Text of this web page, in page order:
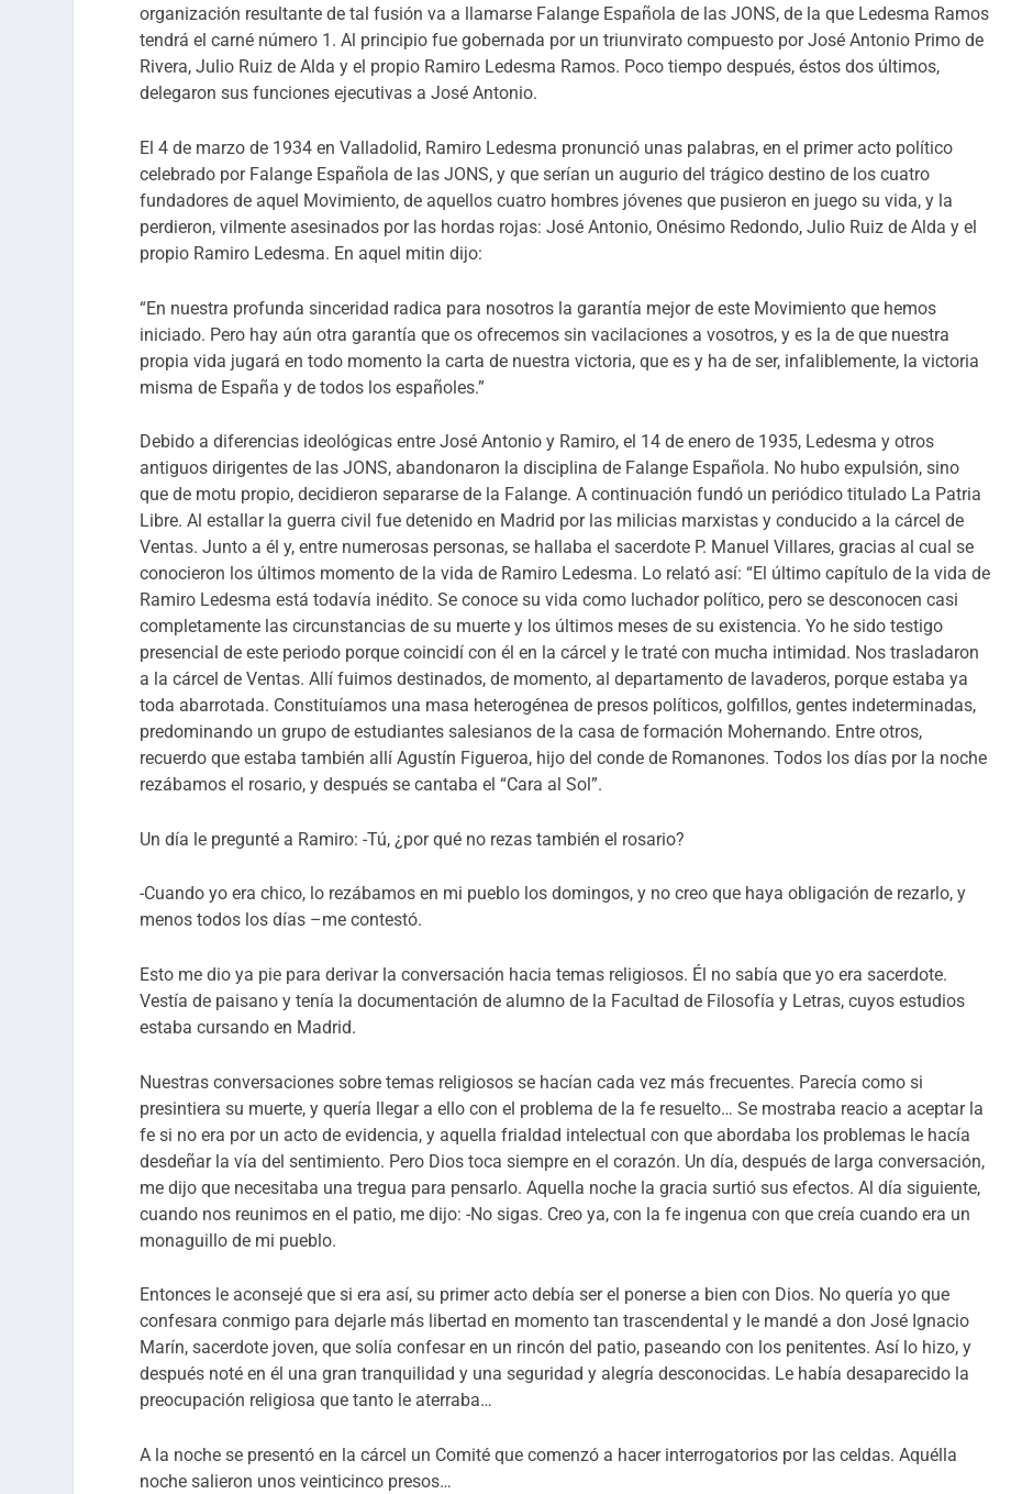
organización resultante de tal fusión va a llamarse Falange Española de las JONS, de la que Ledesma Ramos
tendrá el carné número 1. Al principio fue gobernada por un triunvirato compuesto por José Antonio Primo de
Rivera, Julio Ruiz de Alda y el propio Ramiro Ledesma Ramos. Poco tiempo después, éstos dos últimos,
delegaron sus funciones ejecutivas a José Antonio.
El 4 de marzo de 1934 en Valladolid, Ramiro Ledesma pronunció unas palabras, en el primer acto político
celebrado por Falange Española de las JONS, y que serían un augurio del trágico destino de los cuatro
fundadores de aquel Movimiento, de aquellos cuatro hombres jóvenes que pusieron en juego su vida, y la
perdieron, vilmente asesinados por las hordas rojas: José Antonio, Onésimo Redondo, Julio Ruiz de Alda y el
propio Ramiro Ledesma. En aquel mitin dijo:
“En nuestra profunda sinceridad radica para nosotros la garantía mejor de este Movimiento que hemos
iniciado. Pero hay aún otra garantía que os ofrecemos sin vacilaciones a vosotros, y es la de que nuestra
propia vida jugará en todo momento la carta de nuestra victoria, que es y ha de ser, infaliblemente, la victoria
misma de España y de todos los españoles.”
Debido a diferencias ideológicas entre José Antonio y Ramiro, el 14 de enero de 1935, Ledesma y otros
antiguos dirigentes de las JONS, abandonaron la disciplina de Falange Española. No hubo expulsión, sino
que de motu propio, decidieron separarse de la Falange. A continuación fundó un periódico titulado La Patria
Libre. Al estallar la guerra civil fue detenido en Madrid por las milicias marxistas y conducido a la cárcel de
Ventas. Junto a él y, entre numerosas personas, se hallaba el sacerdote P. Manuel Villares, gracias al cual se
conocieron los últimos momento de la vida de Ramiro Ledesma. Lo relató así: “El último capítulo de la vida de
Ramiro Ledesma está todavía inédito. Se conoce su vida como luchador político, pero se desconocen casi
completamente las circunstancias de su muerte y los últimos meses de su existencia. Yo he sido testigo
presencial de este periodo porque coincidí con él en la cárcel y le traté con mucha intimidad. Nos trasladaron
a la cárcel de Ventas. Allí fuimos destinados, de momento, al departamento de lavaderos, porque estaba ya
toda abarrotada. Constituíamos una masa heterogénea de presos políticos, golfillos, gentes indeterminadas,
predominando un grupo de estudiantes salesianos de la casa de formación Mohernando. Entre otros,
recuerdo que estaba también allí Agustín Figueroa, hijo del conde de Romanones. Todos los días por la noche
rezábamos el rosario, y después se cantaba el “Cara al Sol”.
Un día le pregunté a Ramiro: -Tú, ¿por qué no rezas también el rosario?
-Cuando yo era chico, lo rezábamos en mi pueblo los domingos, y no creo que haya obligación de rezarlo, y
menos todos los días –me contestó.
Esto me dio ya pie para derivar la conversación hacia temas religiosos. Él no sabía que yo era sacerdote.
Vestía de paisano y tenía la documentación de alumno de la Facultad de Filosofía y Letras, cuyos estudios
estaba cursando en Madrid.
Nuestras conversaciones sobre temas religiosos se hacían cada vez más frecuentes. Parecía como si
presintiera su muerte, y quería llegar a ello con el problema de la fe resuelto… Se mostraba reacio a aceptar la
fe si no era por un acto de evidencia, y aquella frialdad intelectual con que abordaba los problemas le hacía
desdeñar la vía del sentimiento. Pero Dios toca siempre en el corazón. Un día, después de larga conversación,
me dijo que necesitaba una tregua para pensarlo. Aquella noche la gracia surtió sus efectos. Al día siguiente,
cuando nos reunimos en el patio, me dijo: -No sigas. Creo ya, con la fe ingenua con que creía cuando era un
monaguillo de mi pueblo.
Entonces le aconsejé que si era así, su primer acto debía ser el ponerse a bien con Dios. No quería yo que
confesara conmigo para dejarle más libertad en momento tan trascendental y le mandé a don José Ignacio
Marín, sacerdote joven, que solía confesar en un rincón del patio, paseando con los penitentes. Así lo hizo, y
después noté en él una gran tranquilidad y una seguridad y alegría desconocidas. Le había desaparecido la
preocupación religiosa que tanto le aterraba…
A la noche se presentó en la cárcel un Comité que comenzó a hacer interrogatorios por las celdas. Aquélla
noche salieron unos veinticinco presos…